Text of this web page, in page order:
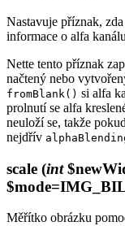
Nastavuje příznak,
informace o alfa
Nette tento příznak
načtený nebo
fromBlank() si alfa
prolnutí se alfa
neuloží se, takže
nejdřív
scale (int
Měřítko obrázku